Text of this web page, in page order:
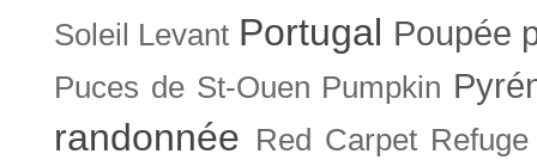
Soleil Levant Portugal Poupée
Puces de St-Ouen Pumpkin
randonnée Red Carpet Refuge